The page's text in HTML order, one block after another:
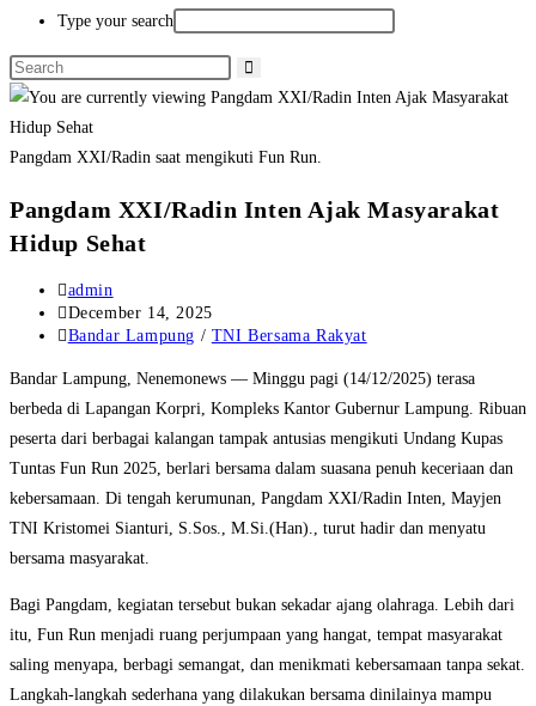
Type your search
Pangdam XXI/Radin saat mengikuti Fun Run.
Pangdam XXI/Radin Inten Ajak Masyarakat
Hidup Sehat
Post
author:
admin
Post
published:
December 14, 2025
Post
Bandar Lampung / TNI Bersama Rakyat
Bandar Lampung, Nenemonews — Minggu pagi (14/12/2025) terasa
berbeda di Lapangan Korpri, Kompleks Kantor Gubernur Lampung. Ribuan
peserta dari berbagai kalangan tampak antusias mengikuti Undang Kupas
Tuntas Fun Run 2025, berlari bersama dalam suasana penuh keceriaan dan
kebersamaan. Di tengah kerumunan, Pangdam XXI/Radin Inten, Mayjen
TNI Kristomei Sianturi, S.Sos., M.Si.(Han)., turut hadir dan menyatu
bersama masyarakat.
Bagi Pangdam, kegiatan tersebut bukan sekadar ajang olahraga. Lebih dari
itu, Fun Run menjadi ruang perjumpaan yang hangat, tempat masyarakat
saling menyapa, berbagi semangat, dan menikmati kebersamaan tanpa sekat.
Langkah-langkah sederhana yang dilakukan bersama dinilainya mampu